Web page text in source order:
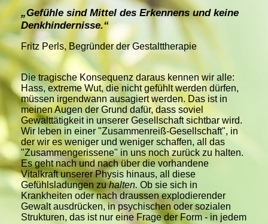
„Gefühle sind Mittel des Erkennens und keine
Denkhindernisse.“
Fritz Perls, Begründer der Gestalttherapie
Die tragische Konsequenz daraus kennen wir alle:
Hass, extreme Wut, die nicht gefühlt werden dürfen,
müssen irgendwann ausagiert werden. Das ist in
meinen Augen der Grund dafür, dass soviel
Gewalttätigkeit in unserer Gesellschaft sichtbar wird.
Wir leben in einer "Zusammenreiß-Gesellschaft", in
der wir es weniger und weniger schaffen, all das
"Zusammengerissene" in uns noch zurück zu halten.
Es geht nach und nach über die vorhandene
Vitalkraft unserer Physis hinaus, all diese
Gefühlsladungen zuhalten. Ob sie sich in
Krankheiten oder nach draussen explodierender
Gewalt ausdrücken, in psychischen oder sozialen
Strukturen, das ist nur eine Frage der Form - in jedem